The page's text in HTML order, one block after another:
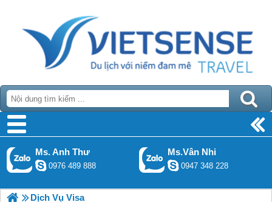
Ms. Anh Thư
0976 489 888
Ms.Vân Nhi
0947 348 228
Dịch Vụ Visa